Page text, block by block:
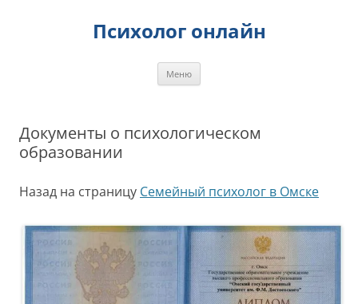
Психолог онлайн
Меню
Документы о психологическом
образовании
Назад на страницу Семейный психолог в Омске